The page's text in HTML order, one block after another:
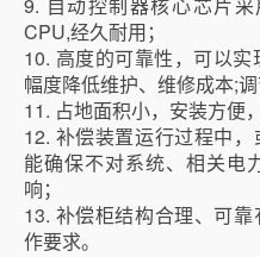
9. 自动控制器核心芯片
CPU,经久耐用；
10. 高度的可靠性，可以
幅度降低维护、维修成本;调
11. 占地面积小，安装方便
12. 补偿装置运行过程中
能确保不对系统、相关电
响；
13. 补偿柜结构合理、可
作要求。